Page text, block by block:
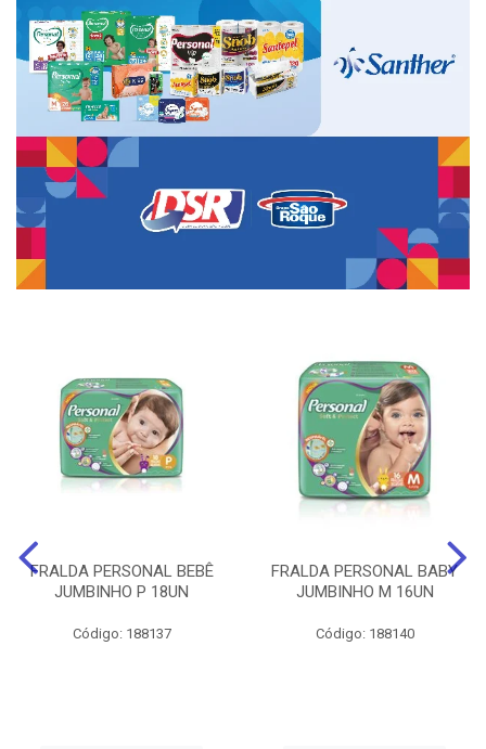
FRALDA PERSONAL BEBÊ
JUMBINHO P 18UN
Código: 188137
FRALDA PERSONAL BABY
JUMBINHO M 16UN
Código: 188140